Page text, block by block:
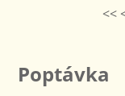
<<
Poptávka